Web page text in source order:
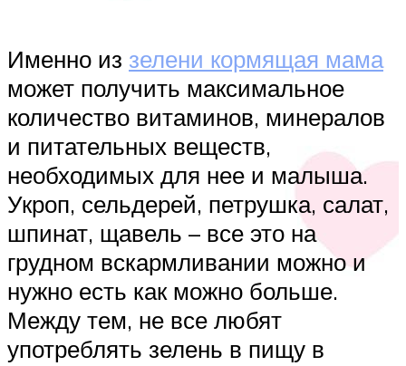
Именно из зелени кормящая мама
может получить максимальное
количество витаминов, минералов
и питательных веществ,
необходимых для нее и малыша.
Укроп, сельдерей, петрушка, салат,
шпинат, щавель – все это на
грудном вскармливании можно и
нужно есть как можно больше.
Между тем, не все любят
употреблять зелень в пищу в